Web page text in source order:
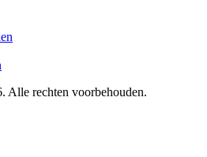
Alle rechten voorbehouden.